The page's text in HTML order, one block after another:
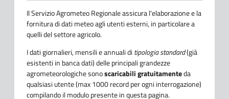
Il Servizio Agrometeo Regionale assicura l'elaborazione e la
fornitura di dati meteo agli utenti esterni, in particolare a
quelli del settore agricolo.
I dati giornalieri, mensili e annuali di tipologia standard(già
esistenti in banca dati) delle principali grandezze
agrometeorologiche sonoscaricabili gratuitamenteda
qualsiasi utente (max 1000 record per ogni interrogazione)
compilando il modulo presente in questa pagina.